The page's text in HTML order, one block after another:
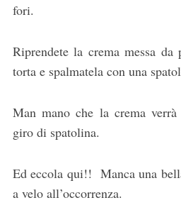
fori.
Riprendete la crema messa da
torta e spalmatela con una
Man mano che la crema
giro di spatolina.
Ed eccola qui!! Manca una
a velo all’occorrenza.